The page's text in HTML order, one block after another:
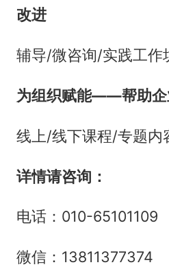
改进
辅导/微咨询/实践工作
为组织赋能——帮助企
线上/线下课程/专题内
详情请咨询：
电话：010-65101109
微信：13811377374